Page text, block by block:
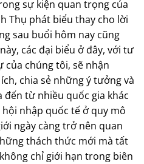
sự kiện quan trọng của
Thụ phát biểu thay cho lời
sau buổi hôm nay cũng
các đại biểu ở đây, với tư
của chúng tôi, sẽ nhận
chia sẻ những ý tưởng và
từ nhiều quốc gia khác
nhập quốc tế ở quy mô
ngày càng trở nên quan
thách thức mới mà tất
chỉ giới hạn trong biên